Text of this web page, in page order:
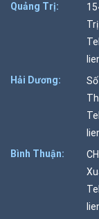
Quảng Trị:
Trị
Hải Dương:
Bình Thuận: